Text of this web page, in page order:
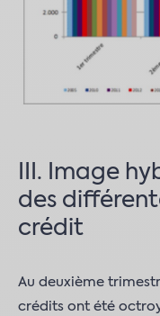
III. Image
des
crédit
Au deuxième
crédits ont été